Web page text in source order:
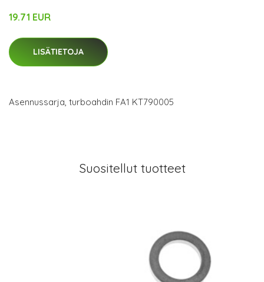
19.71 EUR
LISÄTIETOJA
Asennussarja, turboahdin FA1 KT790005
Suositellut tuotteet